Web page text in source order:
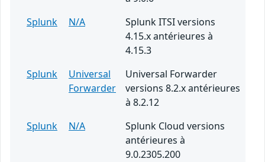
Splunk
N/A
Splunk ITSI versions
4.15.x antérieures à
4.15.3
Splunk
Universal
Forwarder
Universal Forwarder
versions 8.2.x antérieures
à 8.2.12
Splunk
N/A
Splunk Cloud versions
antérieures à
9.0.2305.200